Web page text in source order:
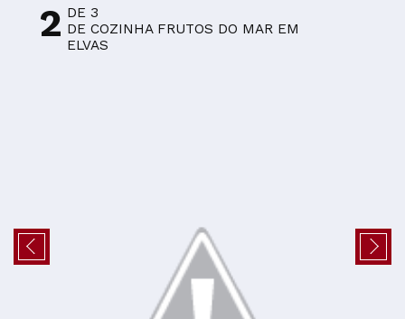
2 DE 3
DE COZINHA FRUTOS DO MAR EM
ELVAS